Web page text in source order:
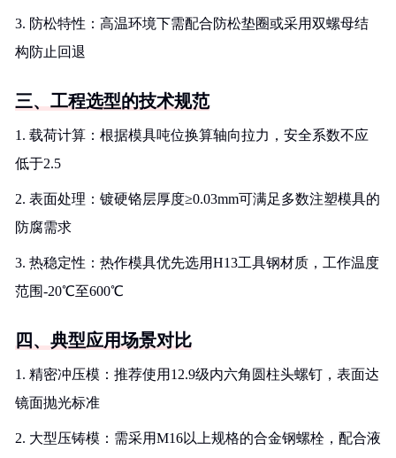
3. 防松特性：高温环境下需配合防松垫圈或采用双螺母结
构防止回退
三、工程选型的技术规范
1. 载荷计算：根据模具吨位换算轴向拉力，安全系数不应
低于2.5
2. 表面处理：镀硬铬层厚度≥0.03mm可满足多数注塑模具的
防腐需求
3. 热稳定性：热作模具优先选用H13工具钢材质，工作温度
范围-20℃至600℃
四、典型应用场景对比
1. 精密冲压模：推荐使用12.9级内六角圆柱头螺钉，表面达
镜面抛光标准
2. 大型压铸模：需采用M16以上规格的合金钢螺栓，配合液